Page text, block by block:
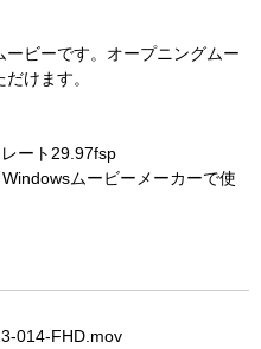
ービーです。オープニングムー
けます。
ート29.97fsp
ムービーメーカーで使
014-FHD.mov